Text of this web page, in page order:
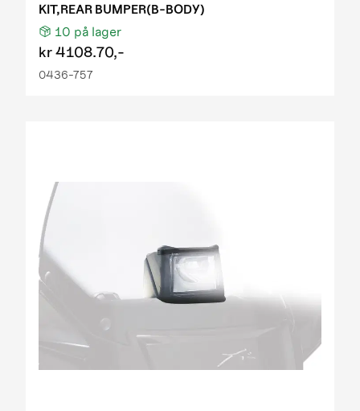
KIT,REAR BUMPER(B-BODY)
10 på lager
kr4108.70,-
0436-757